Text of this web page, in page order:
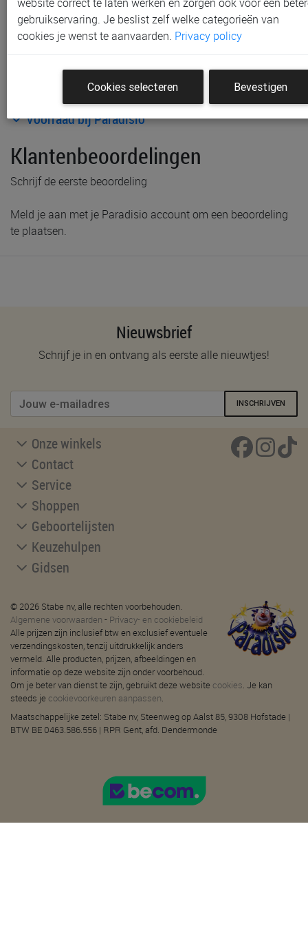
Productinformatie & specificaties
Voorraad bij Paradisio
Klantenbeoordelingen
Schrijf de eerste beoordeling
Meld je aan met je Paradisio account om een beoordeling
te plaatsen.
Nieuwsbrief
Schrijf je in en ontvang als eerste alle nieuwtjes!
INSCHRIJVEN
Onze winkels
Contact
Service
Shoppen
Geboortelijsten
Keuzehulpen
Gidsen
© 2026 Stabe nv, alle rechten voorbehouden.
Algemene voorwaarden - Privacy- en cookiebeleid
Alle prijzen zijn inclusief btw en exclusief eventuele
verzendingskosten, tenzij uitdrukkelijk anders
vermeld. Alle producten, prijzen, afbeeldingen en
informatie op deze website zijn onder voorbehoud.
Om je beter van dienst te zijn, gebruikt deze website cookies. Je kan
steeds je cookievoorkeuren aanpassen.
Maatschappelijke zetel: Stabe nv, Steenweg op Aalst 85, 9308 Hofstade |
BTW BE 0463.586.556 | RPR Gent, afd. Dendermonde
gebruikservaring. Je beslist zelf welke categorieën van
cookies je wenst te aanvaarden. Privacy policy
Cookies selecteren Bevestigen